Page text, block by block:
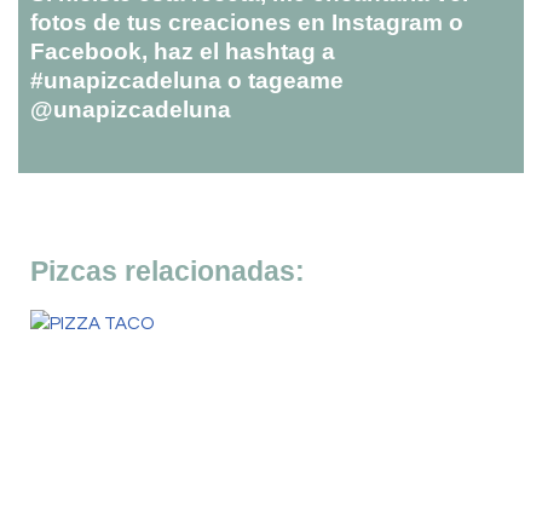
fotos de tus creaciones en Instagram o
Facebook, haz el hashtag a
#unapizcadeluna o tageame
@unapizcadeluna
Pizcas relacionadas: